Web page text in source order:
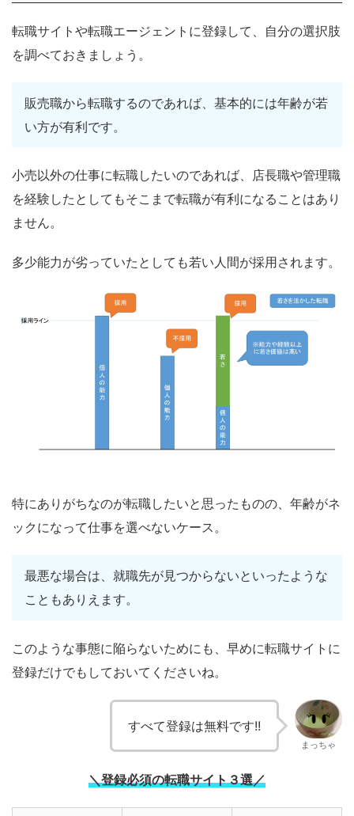
転職サイトや転職エージェントに登録して、自分の選択肢
を調べておきましょう。
販売職から転職するのであれば、基本的には年齢が若
い方が有利です。
小売以外の仕事に転職したいのであれば、店長職や管理職
を経験したとしてもそこまで転職が有利になることはあり
ません。
多少能力が劣っていたとしても若い人間が採用されます。
特にありがちなのが転職したいと思ったものの、年齢がネ
ックになって仕事を選べないケース。
最悪な場合は、就職先が見つからないといったような
こともありえます。
このような事態に陥らないためにも、早めに転職サイトに
登録だけでもしておいてくださいね。
すべて登録は無料です!!
まっちゃ
＼登録必須の転職サイト３選／